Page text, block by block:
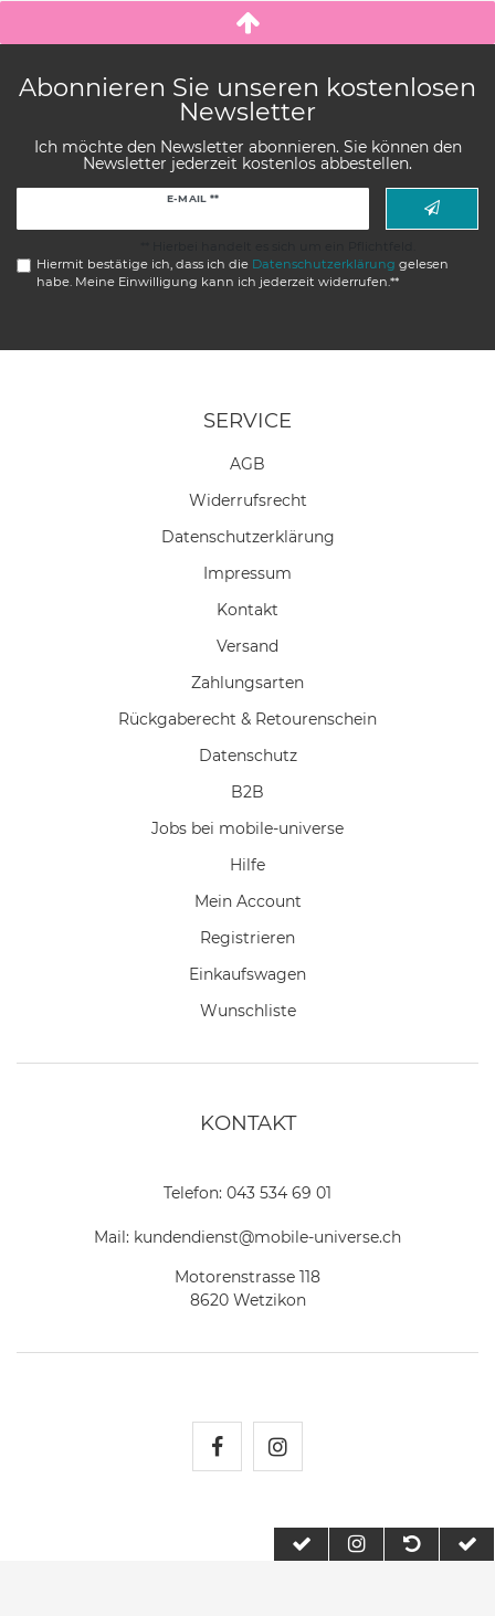
Abonnieren Sie unseren kostenlosen
Newsletter
Ich möchte den Newsletter abonnieren. Sie können den
Newsletter jederzeit kostenlos abbestellen.
E-MAIL **
Hiermit bestätige ich, dass ich die Daten­schutz­erklärung gelesen
habe. Meine Einwilligung kann ich jederzeit widerrufen.**
SERVICE
AGB
Widerrufs­recht
Daten­schutz­erklärung
Impressum
Kontakt
Versand
Zahlungsarten
Rückgaberecht & Retourenschein
Datenschutz
B2B
Jobs bei mobile-universe
Hilfe
Mein Account
Registrieren
Einkaufswagen
Wunschliste
KONTAKT
Telefon: 043 534 69 01
Mail: kundendienst@mobile-universe.ch
Motorenstrasse 118
8620 Wetzikon